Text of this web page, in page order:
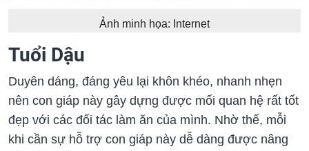
Ảnh minh họa: Internet
Tuổi Dậu
Duyên dáng, đáng yêu lại khôn khéo, nhanh nhẹn
nên con giáp này gây dựng được mối quan hệ rất tốt
đẹp với các đối tác làm ăn của mình. Nhờ thế, mỗi
khi cần sự hỗ trợ con giáp này dễ dàng được nâng